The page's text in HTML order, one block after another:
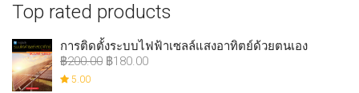
Top rated products
การติดตั้งระบบไฟฟ้าเซลล์แสงอาทิตย์ด้วยตนเอง
฿200.00 ฿180.00
5.00